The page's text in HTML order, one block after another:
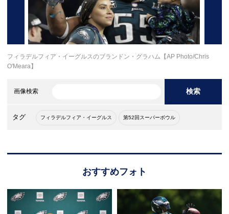
フィラデルフィア・イーグルスのブランドン・グラハム【AP Photo/Chris
O'Meara】
画像検索 検索
タグ フィラデルフィア・イーグルス 第52回スーパーボウル
おすすめフォト